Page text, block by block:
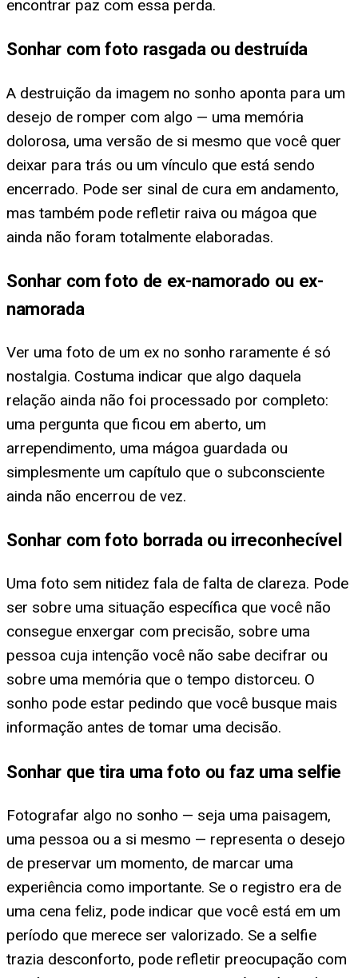
encontrar paz com essa perda.
Sonhar com foto rasgada ou destruída
A destruição da imagem no sonho aponta para um
desejo de romper com algo — uma memória
dolorosa, uma versão de si mesmo que você quer
deixar para trás ou um vínculo que está sendo
encerrado. Pode ser sinal de cura em andamento,
mas também pode refletir raiva ou mágoa que
ainda não foram totalmente elaboradas.
Sonhar com foto de ex-namorado ou ex-
namorada
Ver uma foto de um ex no sonho raramente é só
nostalgia. Costuma indicar que algo daquela
relação ainda não foi processado por completo:
uma pergunta que ficou em aberto, um
arrependimento, uma mágoa guardada ou
simplesmente um capítulo que o subconsciente
ainda não encerrou de vez.
Sonhar com foto borrada ou irreconhecível
Uma foto sem nitidez fala de falta de clareza. Pode
ser sobre uma situação específica que você não
consegue enxergar com precisão, sobre uma
pessoa cuja intenção você não sabe decifrar ou
sobre uma memória que o tempo distorceu. O
sonho pode estar pedindo que você busque mais
informação antes de tomar uma decisão.
Sonhar que tira uma foto ou faz uma selfie
Fotografar algo no sonho — seja uma paisagem,
uma pessoa ou a si mesmo — representa o desejo
de preservar um momento, de marcar uma
experiência como importante. Se o registro era de
uma cena feliz, pode indicar que você está em um
período que merece ser valorizado. Se a selfie
trazia desconforto, pode refletir preocupação com